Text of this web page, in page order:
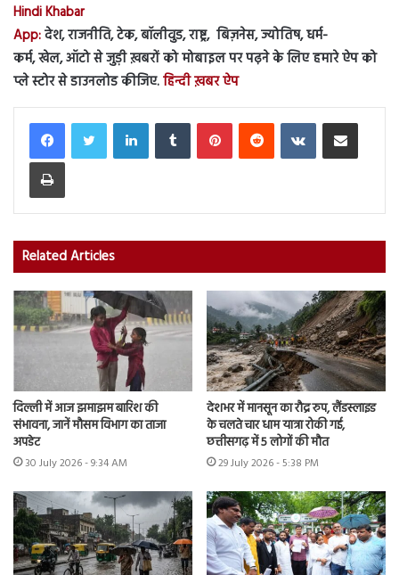
Hindi Khabar
App:देश, राजनीति, टेक, बॉलीवुड, राष्ट्र, बिज़नेस, ज्योतिष, धर्म-
कर्म, खेल, ऑटो से जुड़ी ख़बरों को मोबाइल पर पढ़ने के लिए हमारे ऐप को
प्ले स्टोर से डाउनलोड कीजिए.हिन्दी ख़बर ऐप
LinkedInTumblr PinterestReddit VKontakteShare via Email
Print
Related Articles
दिल्ली में आज झमाझम बारिश की
संभावना, जानें मौसम विभाग का ताजा
अपडेट
30 July 2026 - 9:34 AM
देशभर में मानसून का रौद्र रुप, लैंडस्लाइड
के चलते चार धाम यात्रा रोकी गई,
छत्तीसगढ़ में 5 लोगों की मौत
29 July 2026 - 5:38 PM